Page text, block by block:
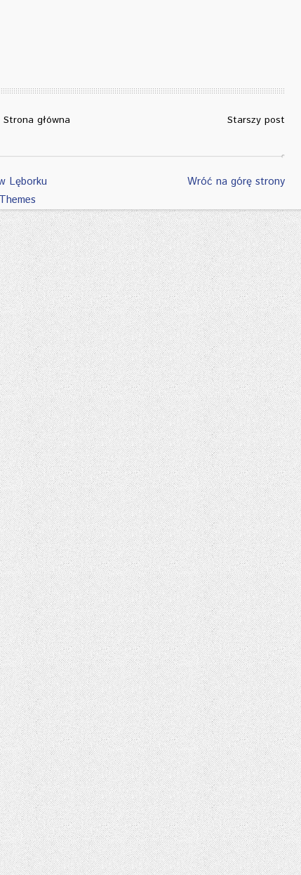
Strona główna Starszy post
Lęborku Wróć na górę strony